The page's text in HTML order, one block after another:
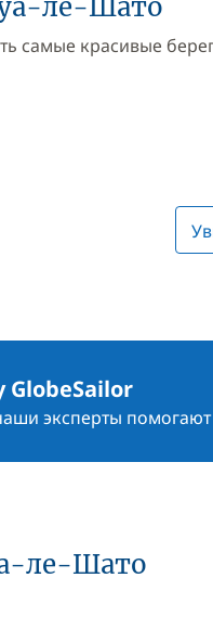
ле-Шато
самые красивые
GlobeSailor
эксперты
ле-Шато